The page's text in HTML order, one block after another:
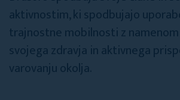
aktivnostim, ki spodbujajo
trajnostne mobilnosti z
svojega zdravja in aktivnega
varovanju okolja.